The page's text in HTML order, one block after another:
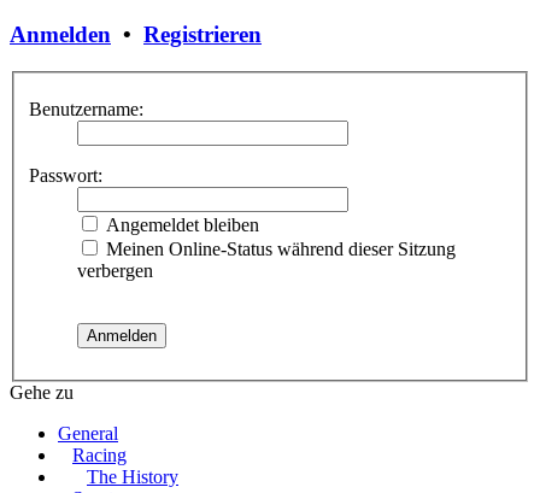
Anmelden • Registrieren
Benutzername:
Passwort:
Angemeldet bleiben
Meinen Online-Status während dieser Sitzung
verbergen
Gehe zu
General
Racing
The History